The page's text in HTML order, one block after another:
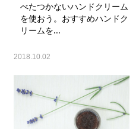
べたつかないハンドクリーム
を使おう。おすすめハンドク
リームを...
2018.10.02